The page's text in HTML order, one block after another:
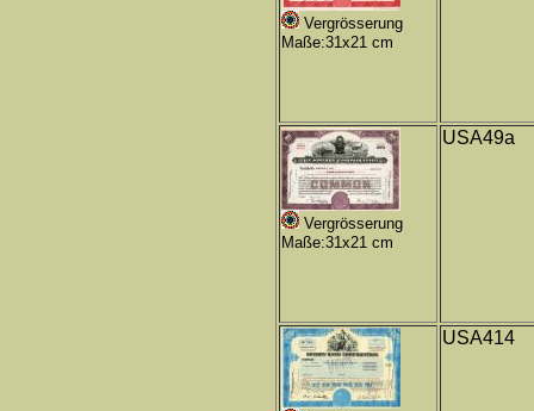
Vergrösserung
Maße:31x21 cm
Vergrösserung
Maße:31x21 cm
USA49a
USA414